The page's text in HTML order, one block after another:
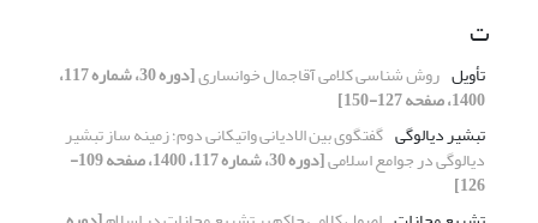
ت
تأویل روش شناسی کلامی آقاجمال خوانساری [دوره 30، شماره 117،
1400، صفحه 127-150]
تبشیر دیالوگی گفتگوی بین الادیانی واتیکانی دوم؛ زمینه ساز تبشیر
دیالوگی در جوامع اسلامی [دوره 30، شماره 117، 1400، صفحه 109-
126]